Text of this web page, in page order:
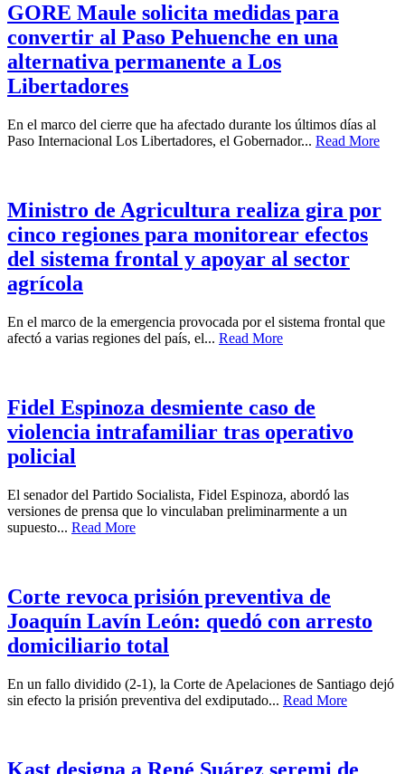
GORE Maule solicita medidas para
convertir al Paso Pehuenche en una
alternativa permanente a Los
Libertadores
En el marco del cierre que ha afectado durante los últimos días al
Paso Internacional Los Libertadores, el Gobernador... Read More
Ministro de Agricultura realiza gira por
cinco regiones para monitorear efectos
del sistema frontal y apoyar al sector
agrícola
En el marco de la emergencia provocada por el sistema frontal que
afectó a varias regiones del país, el... Read More
Fidel Espinoza desmiente caso de
violencia intrafamiliar tras operativo
policial
El senador del Partido Socialista, Fidel Espinoza, abordó las
versiones de prensa que lo vinculaban preliminarmente a un
supuesto... Read More
Corte revoca prisión preventiva de
Joaquín Lavín León: quedó con arresto
domiciliario total
En un fallo dividido (2-1), la Corte de Apelaciones de Santiago dejó
sin efecto la prisión preventiva del exdiputado... Read More
Kast designa a René Suárez seremi de